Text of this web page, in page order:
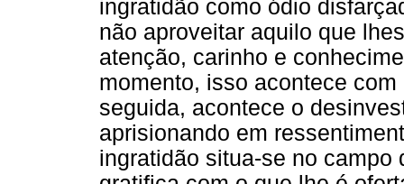
ingratidão como ódio
não aproveitar aquilo que
atenção, carinho e
momento, isso acontece
seguida, acontece o
aprisionando em
ingratidão situa-se no campo